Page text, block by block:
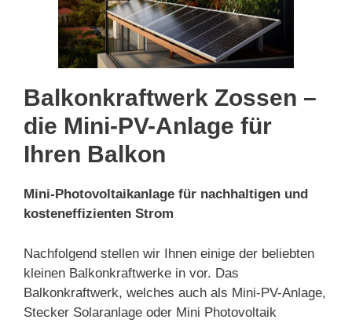
Balkonkraftwerk Zossen –
die Mini-PV-Anlage für
Ihren Balkon
Mini-Photovoltaikanlage für nachhaltigen und
kosteneffizienten Strom
Nachfolgend stellen wir Ihnen einige der beliebten
kleinen Balkonkraftwerke in vor. Das
Balkonkraftwerk, welches auch als Mini-PV-Anlage,
Stecker Solaranlage oder Mini Photovoltaik